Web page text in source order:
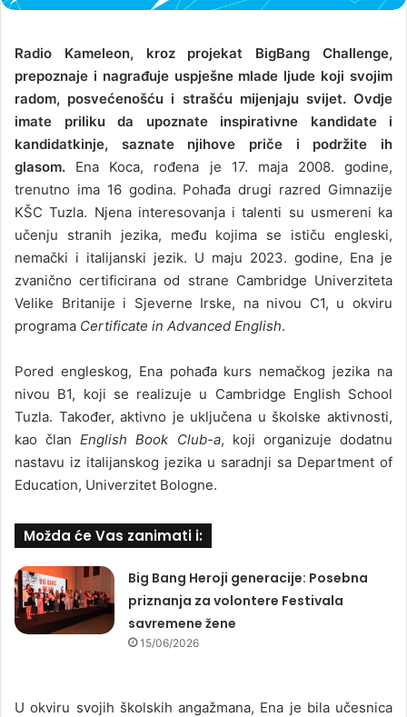
Radio Kameleon, kroz projekat BigBang Challenge,
prepoznaje i nagrađuje uspješne mlade ljude koji svojim
radom, posvećenošću i strašću mijenjaju svijet. Ovdje
imate priliku da upoznate inspirativne kandidate i
kandidatkinje, saznate njihove priče i podržite ih
glasom.
Ena Koca, rođena je 17. maja 2008. godine,
trenutno ima 16 godina. Pohađa drugi razred Gimnazije
KŠC Tuzla. Njena interesovanja i talenti su usmereni ka
učenju stranih jezika, među kojima se ističu engleski,
nemački i italijanski jezik. U maju 2023. godine, Ena je
zvanično certificirana od strane Cambridge Univerziteta
Velike Britanije i Sjeverne Irske, na nivou C1, u okviru
programa Certificate in Advanced English.
Pored engleskog, Ena pohađa kurs nemačkog jezika na
nivou B1, koji se realizuje u Cambridge English School
Tuzla. Također, aktivno je uključena u školske aktivnosti,
kao članEnglish Book Club-a, koji organizuje dodatnu
nastavu iz italijanskog jezika u saradnji sa Department of
Education, Univerzitet Bologne.
Možda će Vas zanimati i:
Big Bang Heroji generacije: Posebna
priznanja za volontere Festivala
savremene žene
15/06/2026
U okviru svojih školskih angažmana, Ena je bila učesnica